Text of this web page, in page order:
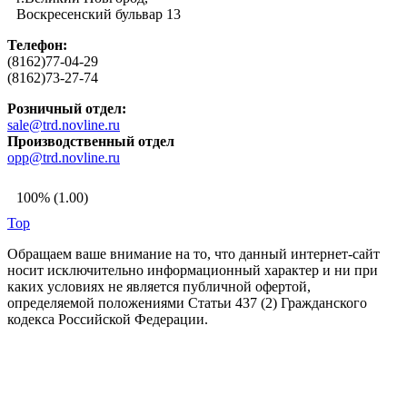
Воскресенский бульвар 13
Телефон:
(8162)77-04-29
(8162)73-27-74
Розничный отдел:
sale@trd.novline.ru
Производственный отдел
opp@trd.novline.ru
100% (1.00)
Top
Обращаем ваше внимание на то, что данный интернет-сайт
носит исключительно информационный характер и ни при
каких условиях не является публичной офертой,
определяемой положениями Статьи 437 (2) Гражданского
кодекса Российской Федерации.